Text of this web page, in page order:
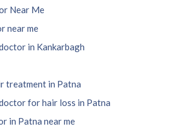
Near Me
near me
in Kankarbagh
treatment in Patna
for hair loss in Patna
in Patna near me